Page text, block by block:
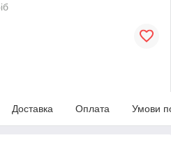
Доставка Оплата Умови